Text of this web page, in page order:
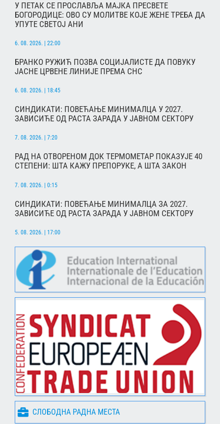
У ПЕТАК СЕ ПРОСЛАВЉА МАЈКА ПРЕСВЕТЕ
БОГОРОДИЦЕ: ОВО СУ МОЛИТВЕ КОЈЕ ЖЕНЕ ТРЕБА ДА
УПУТЕ СВЕТОЈ АНИ
6. 08. 2026. | 22:00
БРАНКО РУЖИЋ ПОЗВА СОЦИЈАЛИСТЕ ДА ПОВУКУ
ЈАСНЕ ЦРВЕНЕ ЛИНИЈЕ ПРЕМА СНС
6. 08. 2026. | 18:45
СИНДИКАТИ: ПОВЕЋАЊЕ МИНИМАЛЦА У 2027.
ЗАВИСИЋЕ ОД РАСТА ЗАРАДА У ЈАВНОМ СЕКТОРУ
7. 08. 2026. | 7:20
РАД НА ОТВОРЕНОМ ДОК ТЕРМОМЕТАР ПОКАЗУЈЕ 40
СТЕПЕНИ: ШТА КАЖУ ПРЕПОРУКЕ, А ШТА ЗАКОН
7. 08. 2026. | 0:15
СИНДИКАТИ: ПОВЕЋАЊЕ МИНИМАЛЦА ЗА 2027.
ЗАВИСИЋЕ ОД РАСТА ЗАРАДА У ЈАВНОМ СЕКТОРУ
5. 08. 2026. | 17:00
СЛОБОДНА РАДНА МЕСТА